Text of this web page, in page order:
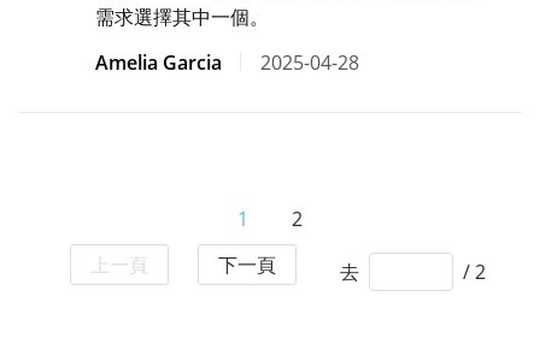
需求選擇其中一個。
Amelia Garcia
2025-04-28
上一頁
1
2
下一頁
去 / 2